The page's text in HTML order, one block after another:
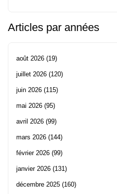
Articles par années
août 2026 (19)
juillet 2026 (120)
juin 2026 (115)
mai 2026 (95)
avril 2026 (99)
mars 2026 (144)
février 2026 (99)
janvier 2026 (131)
décembre 2025 (160)